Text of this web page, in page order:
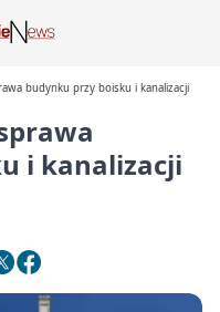
budynku przy boisku i kanalizacji
i kanalizacji